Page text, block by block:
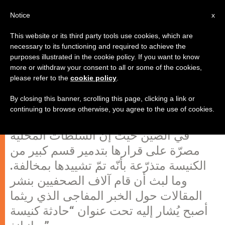
كنيسة مهددة بالدمار في الصين؟!
كنيسة بروتستانية مهددة بالدمار، مسألة
في الصين حيث إنّ السلطات المحلية
مصرّة على قرارها بتدمير قسم كبير من
الكنيسة متذرّعة بأنّه تمّ تشييدها بمخالفة.
وما لبث أن قام آلاف الصحفيين بنشر
المقالات حول الخبر المفاجى الذي ريثما
أصبح يُشار إليه تحت عنوان “حادثة كنيسة
x
Notice
This website or its third party tools use cookies, which are
necessary to its functioning and required to achieve the
purposes illustrated in the cookie policy. If you want to know
more or withdraw your consent to all or some of the cookies,
please refer to the cookie policy
By closing this banner, scrolling this page, clicking a link or
continuing to browse otherwise, you agree to the use of cookies.